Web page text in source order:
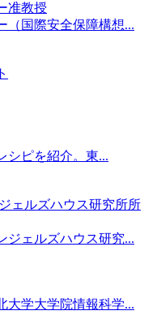
准教授
（国際安全保障構想...